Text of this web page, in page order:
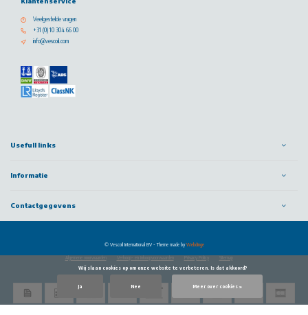
Veelgestelde vragen
+31 (0) 10 304 66 00
info@vescoil.com
Usefull links
Informatie
Contactgegevens
Algemene voorwaarden Verkoop- en inkoopvoorwaarden Privacy Policy Sitemap
© Vescoil International BV - Theme made byWebdinge
Ja Nee Meer over cookies »